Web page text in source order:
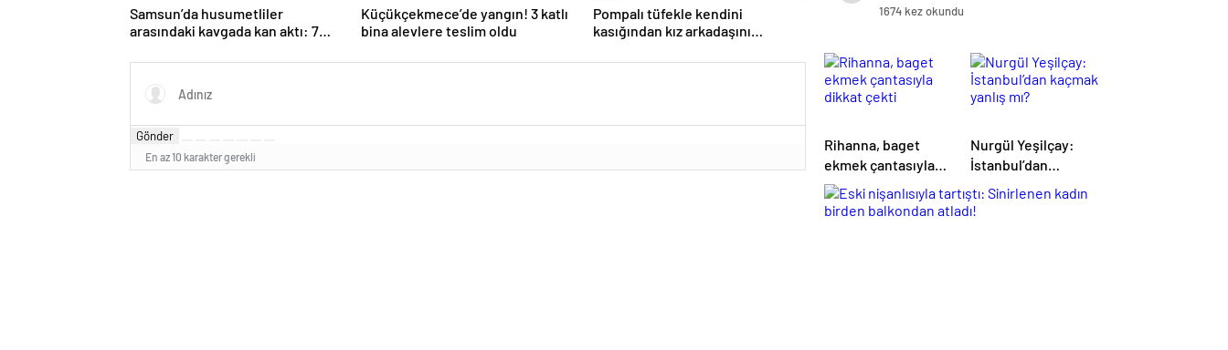
Samsun’da husumetliler
arasındaki kavgada kan aktı: 7
Küçükçekmece’de yangın! 3 katlı
bina alevlere teslim oldu
Pompalı tüfekle kendini
kasığından kız arkadaşını
Gönder
En az 10 karakter gerekli
1674 kez okundu
Rihanna, baget
ekmek çantasıyla
dikkat çekti
Nurgül Yeşilçay:
İstanbul’dan
kaçmak yanlış mı?